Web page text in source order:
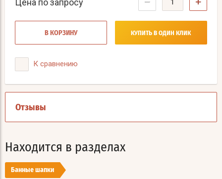
В КОРЗИНУ КУПИТЬ В ОДИН КЛИК
К сравнению
Отзывы
Находится в разделах
Банные шапки